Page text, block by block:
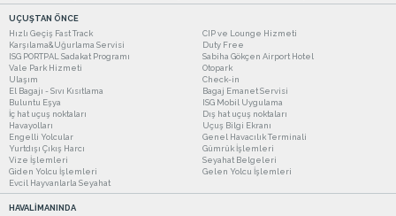
UÇUŞTAN ÖNCE
Hızlı Geçiş Fast Track
CIP ve Lounge Hizmeti
Karşılama&Uğurlama Servisi
Duty Free
ISG PORTPAL Sadakat Programı
Sabiha Gökçen Airport Hotel
Vale Park Hizmeti
Otopark
Ulaşım
Check-in
El Bagajı - Sıvı Kısıtlama
Bagaj Emanet Servisi
Buluntu Eşya
ISG Mobil Uygulama
İç hat uçuş noktaları
Dış hat uçuş noktaları
Havayolları
Uçuş Bilgi Ekranı
Engelli Yolcular
Genel Havacılık Terminali
Yurtdışı Çıkış Harcı
Gümrük İşlemleri
Vize İşlemleri
Seyahat Belgeleri
Giden Yolcu İşlemleri
Gelen Yolcu İşlemleri
Evcil Hayvanlarla Seyahat
HAVALİMANINDA